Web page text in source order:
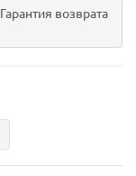
Гарантия возврата